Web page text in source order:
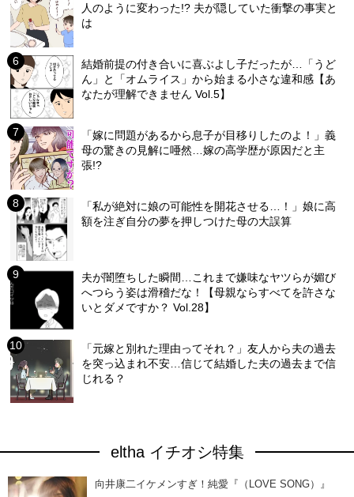
人のように変わった!? 夫が隠していた衝撃の事実と
は
結婚前提の付き合いに喜ぶよし子だったが…「うど
ん」と「オムライス」から始まる小さな違和感【あ
なたが理解できません Vol.5】
「嫁に問題があるから息子が目移りしたのよ！」義
母の驚きの見解に唖然…嫁の高学歴が原因だと主
張!?
「私が絶対に娘の可能性を開花させる…！」娘に高
額を注ぎ自分の夢を押しつけた母の大誤算
夫が闇堕ちした瞬間…これまで嫌味なヤツらが媚び
へつらう姿は滑稽だな！【母親ならすべてを許さな
いとダメですか？ Vol.28】
「元嫁と別れた理由ってそれ？」友人から夫の過去
を突っ込まれ不安…信じて結婚した夫の過去まで信
じれる？
eltha イチオシ特集
向井康二イケメンすぎ！純愛『（LOVE SONG）』